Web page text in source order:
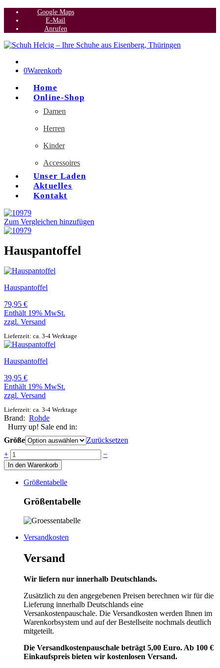
Google Maps
E-Mail
Anrufen
0Warenkorb
Home
Online-Shop
Damen
Herren
Kinder
Accessoires
Unser Laden
Aktuelles
Kontakt
Zum Vergleichen hinzufügen
Hauspantoffel
Hauspantoffel
79,95 €
Enthält 19% MwSt.
zzgl. Versand
Lieferzeit: ca. 3-4 Werktage
Hauspantoffel
39,95 €
Enthält 19% MwSt.
zzgl. Versand
Lieferzeit: ca. 3-4 Werktage
Brand: Rohde
Hurry up! Sale end in:
Größe
Zurücksetzen
Anzahl
+ −
In den Warenkorb
Größentabelle
Größentabelle
Versandkosten
Versand
Wir liefern nur innerhalb Deutschlands.
Zusätzlich zu den angegebenen Preisen berechnen wir für die
Lieferung innerhalb Deutschlands eine
Versankostenpauschale. Die Versandkosten werden Ihnen im
Warenkorbsystem und auf der Bestellseite nochmals deutlich
mitgeteilt.
Die Versandkostenpauschale beträgt 5,00 Euro. Ab 100 €
Einkaufspreis bieten wir kostenlosen Versand.